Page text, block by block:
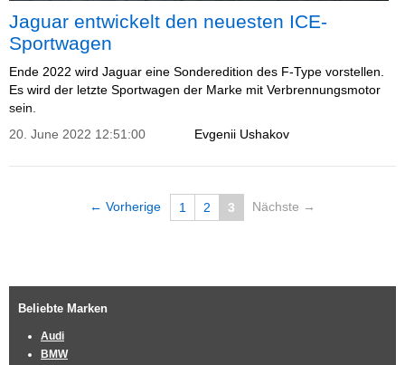
Jaguar entwickelt den neuesten ICE-
Sportwagen
Ende 2022 wird Jaguar eine Sonderedition des F-Type vorstellen.
Es wird der letzte Sportwagen der Marke mit Verbrennungsmotor
sein.
Evgenii Ushakov
20. June 2022 12:51:00
← Vorherige 1 2 3 Nächste →
Beliebte Marken
Audi
BMW